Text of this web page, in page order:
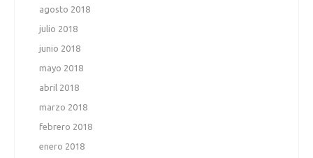
agosto 2018
julio 2018
junio 2018
mayo 2018
abril 2018
marzo 2018
febrero 2018
enero 2018